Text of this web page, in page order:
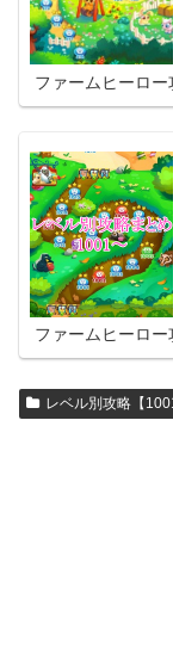
ファームヒーロー
ファームヒーロー
レベル別攻略【